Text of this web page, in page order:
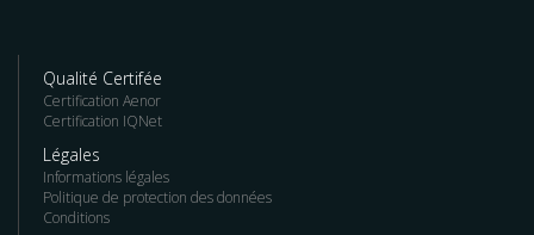
Qualité Certifée
Certification Aenor
Certification IQNet
Légales
Informations légales
Politique de protection des données
Conditions